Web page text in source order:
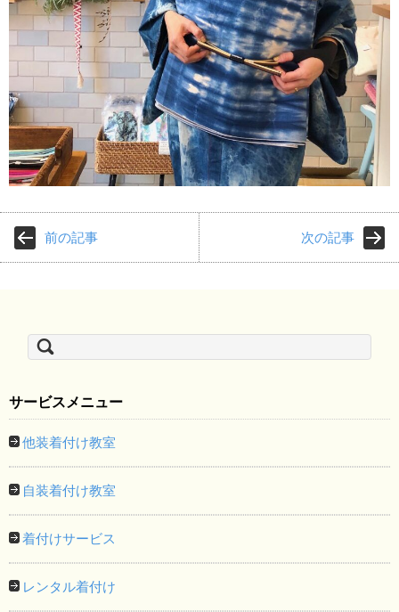
前の記事 次の記事
索:
サービスメニュー
他装着付け教室
自装着付け教室
着付けサービス
レンタル着付け